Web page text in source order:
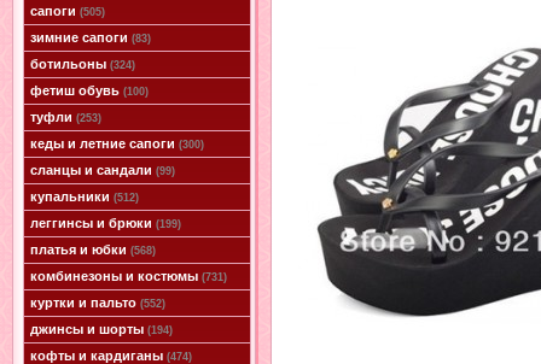
сапоги (505)
зимние сапоги (83)
ботильоны (324)
фетиш обувь (100)
туфли (253)
кеды и летние сапоги (300)
сланцы и сандали (99)
купальники (512)
леггинсы и брюки (199)
платья и юбки (568)
комбинезоны и костюмы (731)
куртки и пальто (552)
джинсы и шорты (194)
кофты и кардиганы (474)